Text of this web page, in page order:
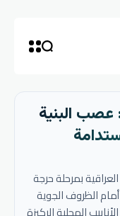
عصب البنية
بمرحلة حرجة
الظروف الجوية
المحلية الركيزة